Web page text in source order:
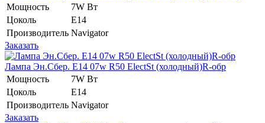
Мощность
7W Вт
Цоколь
E14
Производитель Navigator
Заказать
Лампа Эн.Сбер. E14 07w R50 ElectSt (холодный)R-обр
Мощность
7W Вт
Цоколь
E14
Производитель Navigator
Заказать